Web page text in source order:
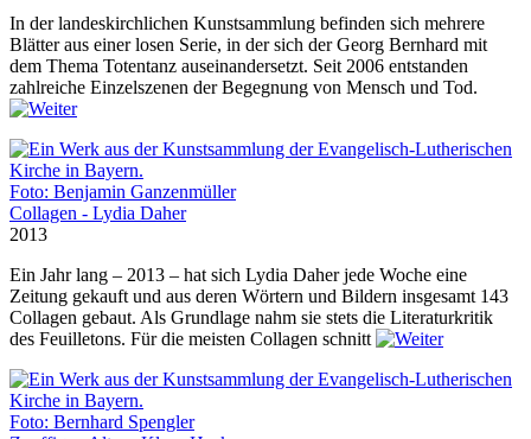
In der landeskirchlichen Kunstsammlung befinden sich mehrere
Blätter aus einer losen Serie, in der sich der Georg Bernhard mit
dem Thema Totentanz auseinandersetzt. Seit 2006 entstanden
zahlreiche Einzelszenen der Begegnung von Mensch und Tod.
Foto: Benjamin Ganzenmüller
Collagen - Lydia Daher
2013
Ein Jahr lang – 2013 – hat sich Lydia Daher jede Woche eine
Zeitung gekauft und aus deren Wörtern und Bildern insgesamt 143
Collagen gebaut. Als Grundlage nahm sie stets die Literaturkritik
des Feuilletons. Für die meisten Collagen schnitt
Foto: Bernhard Spengler